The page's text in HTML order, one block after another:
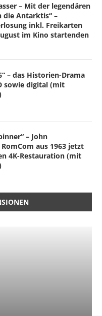
– Mit der legendären
die Antarktis“ –
inkl. Freikarten
im Kino startenden
– das Historien-Drama
sowie digital (mit
– John
aus 1963 jetzt
4K-Restauration (mit